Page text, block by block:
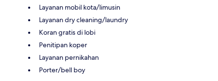
Layanan mobil kota/limusin
Layanan dry cleaning/laundry
Koran gratis di lobi
Penitipan koper
Layanan pernikahan
Porter/bell boy